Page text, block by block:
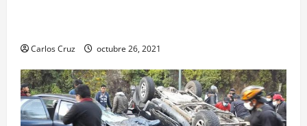
Carlos Cruz octubre 26, 2021